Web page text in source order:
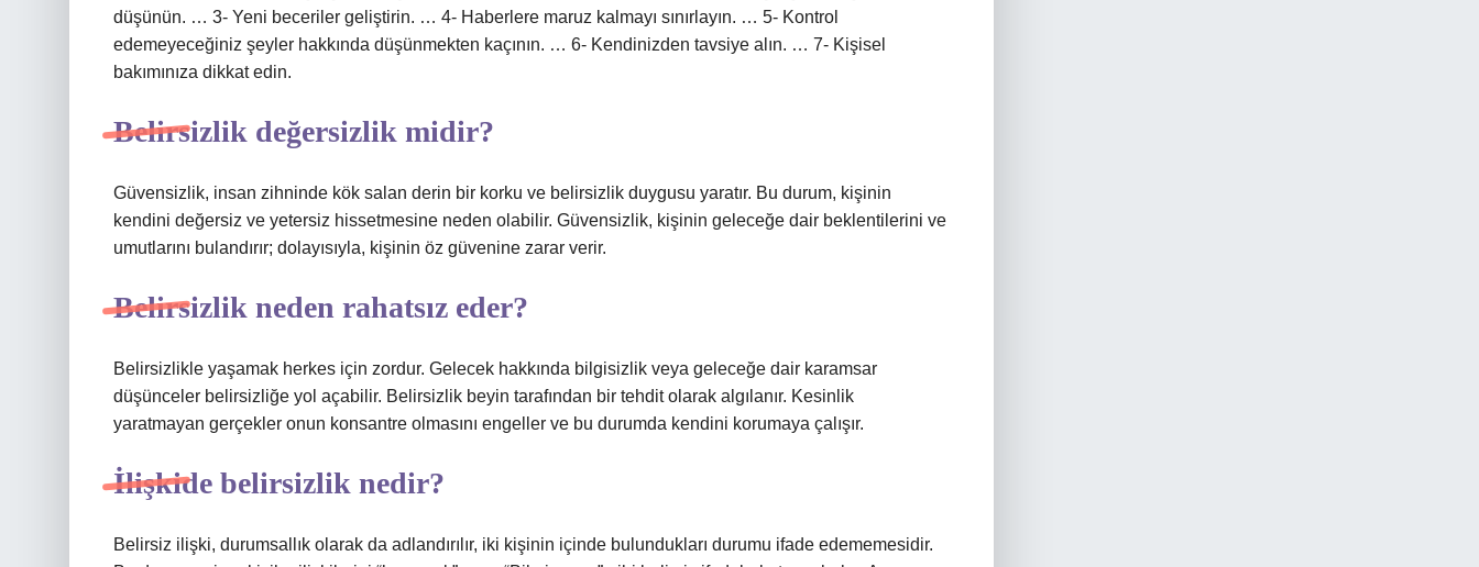
düşünün. … 3- Yeni beceriler geliştirin. … 4- Haberlere maruz kalmayı sınırlayın. … 5- Kontrol
edemeyeceğiniz şeyler hakkında düşünmekten kaçının. … 6- Kendinizden tavsiye alın. … 7- Kişisel
bakımınıza dikkat edin.
Belirsizlik değersizlik midir?
Güvensizlik, insan zihninde kök salan derin bir korku ve belirsizlik duygusu yaratır. Bu durum, kişinin
kendini değersiz ve yetersiz hissetmesine neden olabilir. Güvensizlik, kişinin geleceğe dair beklentilerini ve
umutlarını bulandırır; dolayısıyla, kişinin öz güvenine zarar verir.
Belirsizlik neden rahatsız eder?
Belirsizlikle yaşamak herkes için zordur. Gelecek hakkında bilgisizlik veya geleceğe dair karamsar
düşünceler belirsizliğe yol açabilir. Belirsizlik beyin tarafından bir tehdit olarak algılanır. Kesinlik
yaratmayan gerçekler onun konsantre olmasını engeller ve bu durumda kendini korumaya çalışır.
İlişkide belirsizlik nedir?
Belirsiz ilişki, durumsallık olarak da adlandırılır, iki kişinin içinde bulundukları durumu ifade edememesidir.